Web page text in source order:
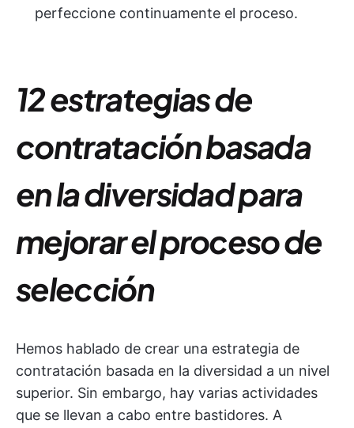
perfeccione continuamente el proceso.
12 estrategias de
contratación basada
en la diversidad para
mejorar el proceso de
selección
Hemos hablado de crear una estrategia de
contratación basada en la diversidad a un nivel
superior. Sin embargo, hay varias actividades
que se llevan a cabo entre bastidores. A